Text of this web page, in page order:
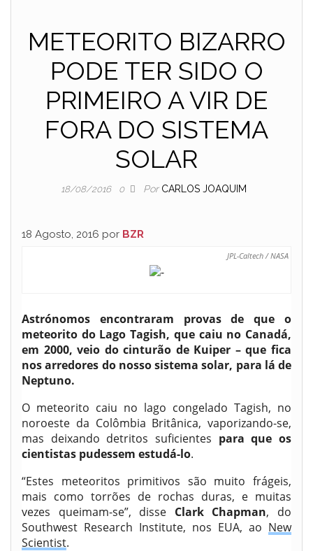
METEORITO BIZARRO
PODE TER SIDO O
PRIMEIRO A VIR DE
FORA DO SISTEMA
SOLAR
18/08/2016 0 Por CARLOS JOAQUIM
18 Agosto, 2016 por BZR
JPL-Caltech / NASA
Astrónomos encontraram provas de que o
meteorito do Lago Tagish, que caiu no Canadá,
em 2000, veio do cinturão de Kuiper – que fica
nos arredores do nosso sistema solar, para lá de
Neptuno.
O meteorito caiu no lago congelado Tagish, no
noroeste da Colômbia Britânica, vaporizando-se,
mas deixando detritos suficientes para que os
cientistas pudessem estudá-lo.
“Estes meteoritos primitivos são muito frágeis,
mais como torrões de rochas duras, e muitas
vezes queimam-se”, disse Clark Chapman, do
Southwest Research Institute, nos EUA, ao New
Scientist.